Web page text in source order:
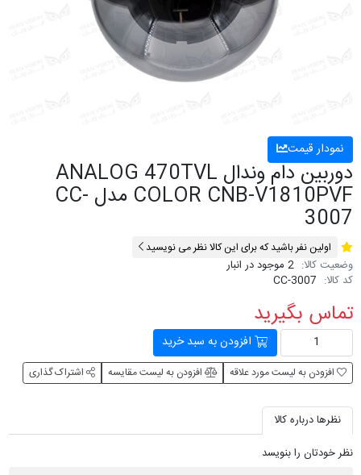
نمودار قیمت
دوربین دام وندال ANALOG 470TVL
COLOR CNB-V1810PVF مدل CC-
3007
اولین نفر باشید که برای این کالا نظر می نویسید
وضعیت کالا: 2 موجود در انبار
کد کالا: CC-3007
تماس بگیرید
افزودن به سبد خرید
افزودن به لیست مورد علاقه افزودن به لیست مقایسه اشتراک گذاری
نظرها درباره کالا
نظر خودتان را بنویسد